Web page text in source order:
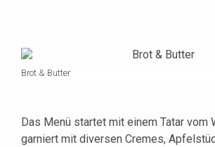
Brot & Butter
Das Menü startet mit einem Tatar vom
garniert mit diversen Cremes,